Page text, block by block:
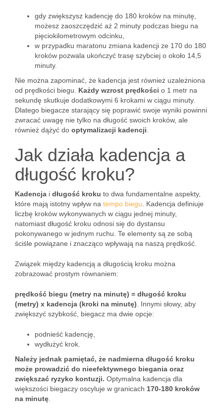
gdy zwiększysz kadencję do 180 kroków na minutę,
możesz zaoszczędzić aż 2 minuty podczas biegu na
pięciokilometrowym odcinku,
w przypadku maratonu zmiana kadencji ze 170 do 180
kroków pozwala ukończyć trasę szybciej o około 14,5
minuty.
Nie można zapominać, że kadencja jest również uzależniona
od prędkości biegu. Każdy wzrost prędkości o 1 metr na
sekundę skutkuje dodatkowymi 6 krokami w ciągu minuty.
Dlatego biegacze starający się poprawić swoje wyniki powinni
zwracać uwagę nie tylko na długość swoich kroków, ale
również dążyć do optymalizacji kadencji
Jak działa kadencja a
długość kroku?
Kadencja i długość kroku to dwa fundamentalne aspekty,
które mają istotny wpływ na tempo biegu . Kadencja definiuje
liczbę kroków wykonywanych w ciągu jednej minuty,
natomiast długość kroku odnosi się do dystansu
pokonywanego w jednym ruchu. Te elementy są ze sobą
ściśle powiązane i znacząco wpływają na naszą prędkość.
Związek między kadencją a długością kroku można
zobrazować prostym równaniem:
prędkość biegu (metry na minutę) = długość kroku
(metry) x kadencja (kroki na minutę) . Innymi słowy, aby
zwiększyć szybkość, biegacz ma dwie opcje:
podnieść kadencję,
wydłużyć krok.
Należy jednak pamiętać, że nadmierna długość kroku
może prowadzić do nieefektywnego biegania oraz
zwiększać ryzyko kontuzji. Optymalna kadencja dla
większości biegaczy oscyluje w granicach 170-180 kroków
na minutę